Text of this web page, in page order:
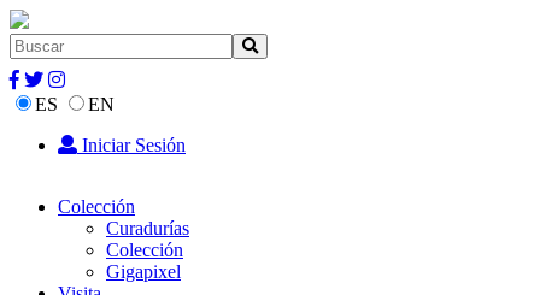
ES
EN
Iniciar Sesión
Colección
Curadurías
Colección
Gigapixel